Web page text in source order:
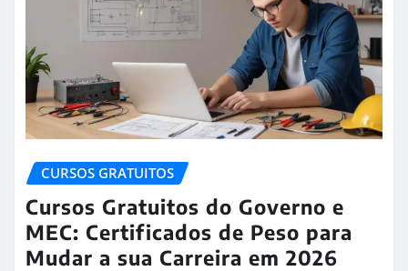
CURSOS GRATUITOS
Cursos Gratuitos do Governo e
MEC: Certificados de Peso para
Mudar a sua Carreira em 2026